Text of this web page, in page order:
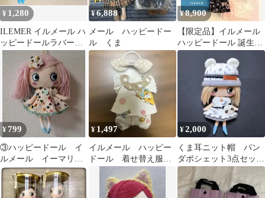
¥ 1,280
ILEMER イルメール ハ
ッピードールラバーフ
ィギュア BC
¥6,888
メール ハッピードー
ル くま
¥8,900
【限定品】イルメール
ハッピードール 誕生祭
2022 ILEMER
¥799
③ハッピードール イ
ルメール イーマリー
ちゃん ワンピース
パッチン髪止め
¥ 1,497
イルメール ハッピー
ドール 着せ替え服セ
¥2,000
くま耳ニット帽 パン
ダポシェット3点セッ
ト イーマリー イル
メールハッピードール